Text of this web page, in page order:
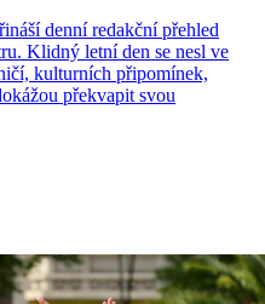
denní redakční přehled
Klidný letní den se nesl ve
kulturních připomínek,
překvapit svou